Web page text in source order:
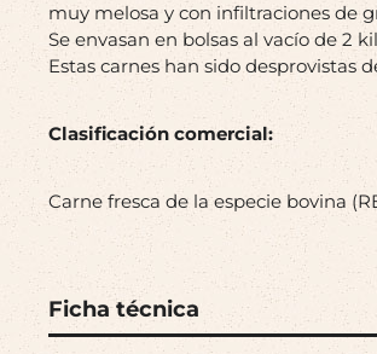
muy melosa y con infiltraciones de
Se envasan en bolsas al vacío de 2
Estas carnes han sido desprovistas
Clasificación comercial:
Carne fresca de la especie bovina
Ficha técnica